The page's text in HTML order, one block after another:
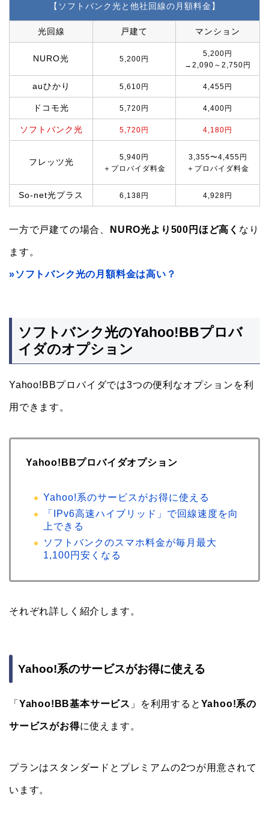
【ソフトバンク光と他社回線の月額料金】
光回線 戸建て マンション
NURO光 5,200円
5,200円
→2,090～2,750円
auひかり 5,610円 4,455円
ドコモ光 5,720円 4,400円
ソフトバンク光 5,720円 4,180円
フレッツ光
5,940円
＋プロバイダ料金
3,355〜4,455円
＋プロバイダ料金
So-net光プラス 6,138円 4,928円
一方で戸建ての場合、 NURO光より500円ほど高く なり
ます。
»ソフトバンク光の月額料金は高い？
ソフトバンク光のYahoo!BBプロバ
イダのオプション
Yahoo!BBプロバイダでは3つの便利なオプションを利
用できます。
Yahoo!BBプロバイダオプション
Yahoo!系のサービスがお得に使える
「IPv6高速ハイブリッド」で回線速度を向
上できる
ソフトバンクのスマホ料金が毎月最大
1,100円安くなる
それぞれ詳しく紹介します。
Yahoo!系のサービスがお得に使える
「 Yahoo!BB基本サービス 」を利用すると Yahoo!系の
サービスがお得に使えます。
プランはスタンダードとプレミアムの2つが用意されて
います。